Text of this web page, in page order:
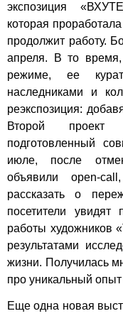
экспозиция
которая
продолжит работу.
апреля. В то время,
режиме, ее
наследниками и
реэкспозиция:
Второй проект
подготовленный
июле, после
объявили open-
рассказать о
посетители
работы художников
результатами
жизни. Получилась
про уникальный
Еще одна новая